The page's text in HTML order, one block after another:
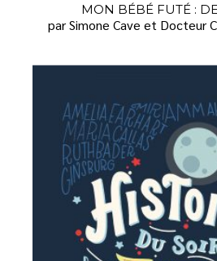
MON BÉBÉ FUTÉ :
par Simone Cave et Docteur